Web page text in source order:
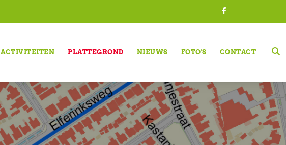
ACTIVITEITEN PLATTEGROND NIEUWS FOTO'S CONTACT